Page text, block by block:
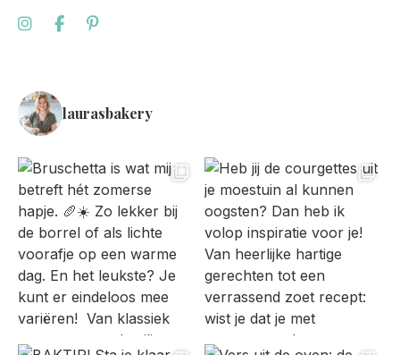
laurasbakery